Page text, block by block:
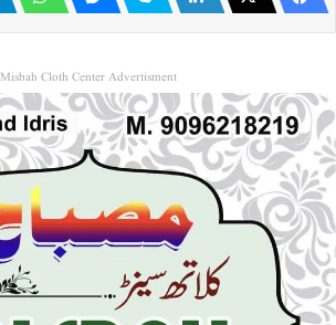
Misbah Cloth Center Advertisment